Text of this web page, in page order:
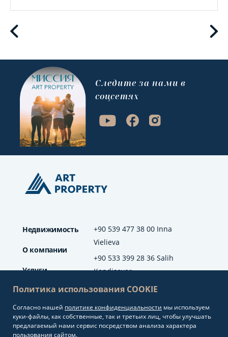
+90 539 477 38 00 Inna
Vielieva
+90 533 399 28 36 Salih
Kendisever
info@artproperty.net
Mahmutlar Mah.
Недвижимость
О компании
Услуги
Отзывы
Блог
Cледите за нами в
соцсетях
Политика использования COOKIE
Согласно нашей политике конфиденциальности мы используем
куки-файлы, как собственные, так и третьих лиц, чтобы улучшать
предлагаемый нами сервис посредством анализа характера
пользования сайтом.